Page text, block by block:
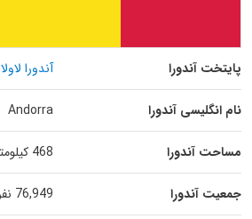
پایتخت آندورا آندورا لاولا
نام انگلیسی آندورا Andorra
مساحت آندورا 468 کیلومتر مربع
جمعیت آندورا 76,949 نفر